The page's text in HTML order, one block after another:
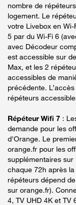
nombre de
logement. Le
votre Livebox en
5 par du Wi-Fi 6
avec Décodeur
est accessible sur
Max, et les 2
accessibles de
précédente.
répéteurs
Répéteur Wifi 7 :
demande pour les
d'Orange. Le
orange.fr pour les
supplémentaires
chaque 72h après
répéteurs dépend
sur orange.fr).
4, TV UHD 4K et TV